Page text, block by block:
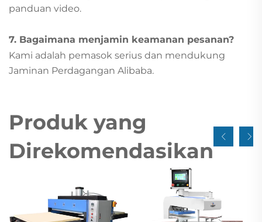
panduan video.
7. Bagaimana menjamin keamanan pesanan?
Kami adalah pemasok serius dan mendukung
Jaminan Perdagangan Alibaba.
Produk yang
Direkomendasikan